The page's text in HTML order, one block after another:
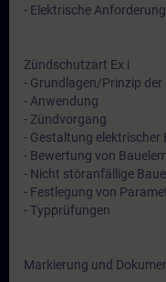
- Elektrische
Zündschutzart Ex i
- Grundlagen/Prinzip der
- Anwendung
- Zündvorgang
- Gestaltung elektrischer
- Bewertung von
- Nicht störanfällige
- Festlegung von
- Typprüfungen
Markierung und